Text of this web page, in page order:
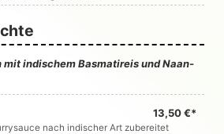
indischem Basmatireis und Naan-
13,50 €*
nach indischer Art zubereitet